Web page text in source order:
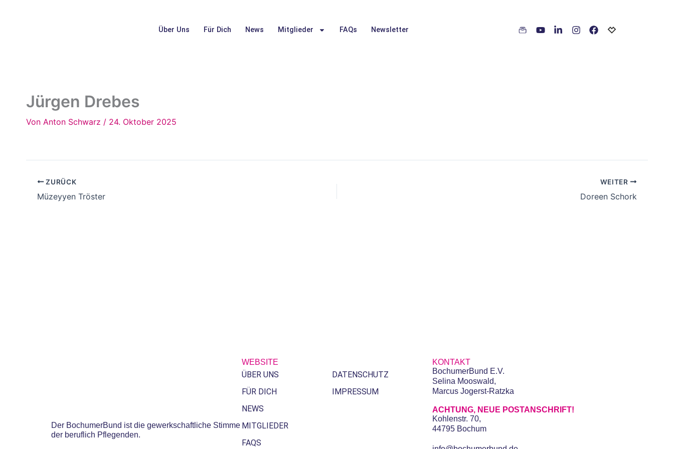
Über Uns Für Dich News Mitglieder FAQs Newsletter
Jürgen Drebes
Von Anton Schwarz / 24. Oktober 2025
ZURÜCK
Müzeyyen Tröster
WEITER
Doreen Schork
Der BochumerBund ist die gewerkschaftliche Stimme
der beruflich Pflegenden.
WEBSITE
ÜBER UNS
FÜR DICH
NEWS
MITGLIEDER
FAQS
DATENSCHUTZ
IMPRESSUM
KONTAKT
BochumerBund E.V.
Selina Mooswald,
Marcus Jogerst-Ratzka
ACHTUNG, NEUE POSTANSCHRIFT!
Kohlenstr. 70,
44795 Bochum